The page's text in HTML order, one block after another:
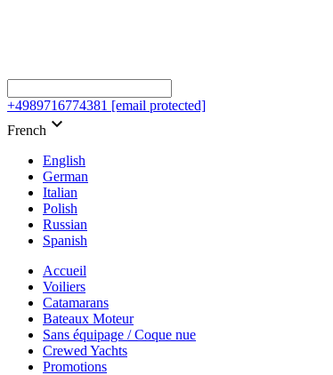
+4989716774381 [email protected]
French keyboard_arrow_down
English
German
Italian
Polish
Russian
Spanish
Accueil
Voiliers
Catamarans
Bateaux Moteur
Sans équipage / Coque nue
Crewed Yachts
Promotions